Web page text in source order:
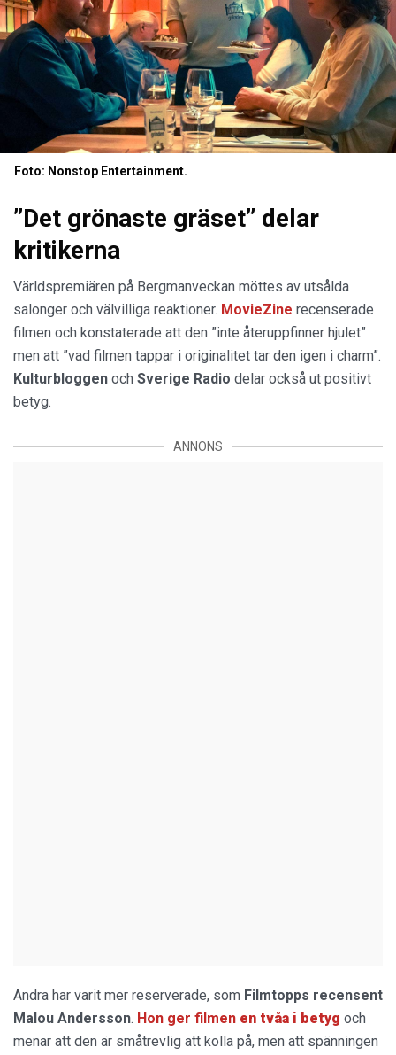
Foto: Nonstop Entertainment.
”Det grönaste gräset” delar
kritikerna
Världspremiären på Bergmanveckan möttes av utsålda
salonger och välvilliga reaktioner. MovieZine recenserade
filmen och konstaterade att den ”inte återuppfinner hjulet”
men att ”vad filmen tappar i originalitet tar den igen i charm”.
Kulturbloggen och Sverige Radio delar också ut positivt
betyg.
ANNONS
Andra har varit mer reserverade, som Filmtopps recensent
Malou Andersson. Hon ger filmen en tvåa i betyg och
menar att den är småtrevlig att kolla på, men att spänningen